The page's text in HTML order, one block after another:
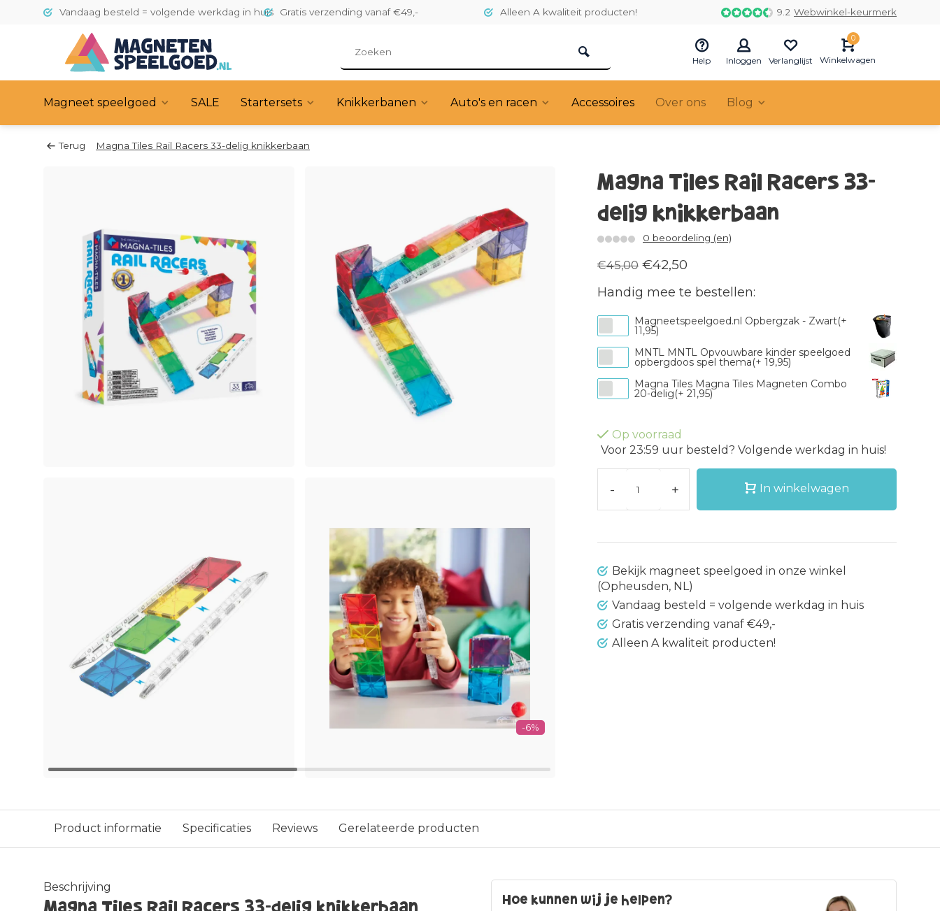
Vandaag besteld = volgende werkdag in huis Gratis verzending vanaf €49,- Alleen A kwaliteit producten! 9.2 Webwinkel-keurmerk
Help Inloggen Verlanglijst
0
Winkelwagen
Magneet speelgoed SALE Startersets Knikkerbanen Auto's en racen Accessoires Over ons Blog
Terug Magna Tiles Rail Racers 33-delig knikkerbaan
-6%
Magna Tiles Rail Racers 33-
delig knikkerbaan
0 beoordeling (en)
€45,00 €42,50
Handig mee te bestellen:
Magneetspeelgoed.nl Opbergzak - Zwart(+
11,95)
MNTL MNTL Opvouwbare kinder speelgoed
opbergdoos spel thema(+ 19,95)
Magna Tiles Magna Tiles Magneten Combo
20-delig(+ 21,95)
Op voorraad
Voor 23:59 uur besteld? Volgende werkdag in huis!
- + In winkelwagen
Bekijk magneet speelgoed in onze winkel
(Opheusden, NL)
Vandaag besteld = volgende werkdag in huis
Gratis verzending vanaf €49,-
Alleen A kwaliteit producten!
Product informatie Specificaties Reviews Gerelateerde producten
Beschrijving
Hoe kunnen wij je helpen?